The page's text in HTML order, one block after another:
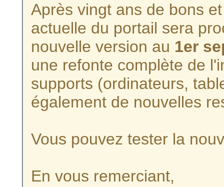
Après vingt ans de bons
actuelle du portail sera
nouvelle version au 1er
une refonte complète de
supports (ordinateurs,
également de nouvelles
Vous pouvez tester la
En vous remerciant,